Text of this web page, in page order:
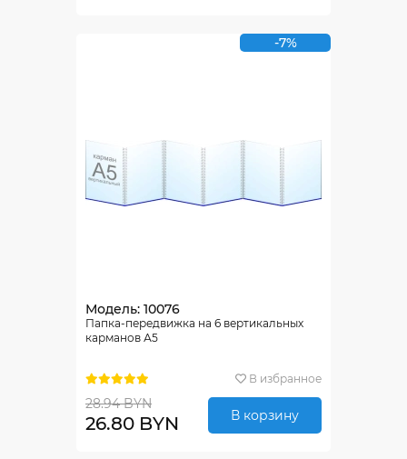
-7%
Модель: 10076
Папка-передвижка на 6 вертикальных
карманов А5
В избранное
28.94 BYN
26.80 BYN В корзину